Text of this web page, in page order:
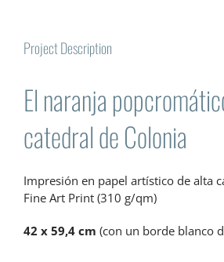
Project Description
El naranja
catedral de Colonia
Impresión en papel artístico de alta
Fine Art Print (310 g/qm)
42 x 59,4 cm (con un borde blanco